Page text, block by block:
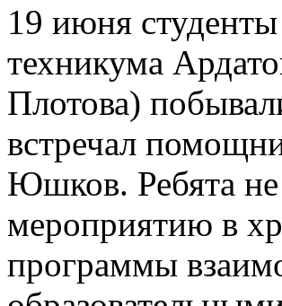
19 июня
техникума
Плотова)
встречал
Юшков. Ребята
мероприятию в
программы